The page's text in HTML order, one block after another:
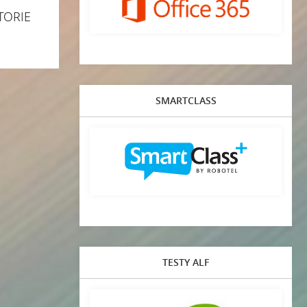
SMARTCLASS
TESTY ALF